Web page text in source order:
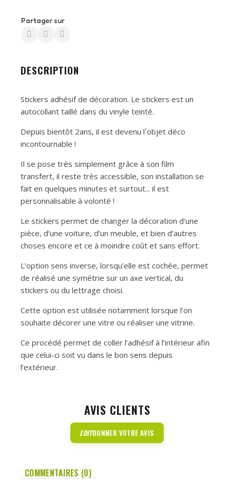
Partager sur
DESCRIPTION
Stickers adhésif de décoration. Le stickers est un
autocollant taillé dans du vinyle teinté.
Depuis bientôt 2ans, il est devenu l´objet déco
incontournable !
Il se pose très simplement grâce à son film
transfert, il reste très accessible, son installation se
fait en quelques minutes et surtout... il est
personnalisable à volonté !
Le stickers permet de changer la décoration d’une
pièce, d’une voiture, d’un meuble, et bien d’autres
choses encore et ce à moindre coût et sans effort.
L’option sens inverse, lorsqu’elle est cochée, permet
de réalisé une symétrie sur un axe vertical, du
stickers ou du lettrage choisi.
Cette option est utilisée notamment lorsque l’on
souhaite décorer une vitre ou réaliser une vitrine.
Ce procédé permet de coller l’adhésif à l’intérieur afin
que celui-ci soit vu dans le bon sens depuis
l’extérieur.
AVIS CLIENTS
EDITDONNER VOTRE AVIS
COMMENTAIRES (0)